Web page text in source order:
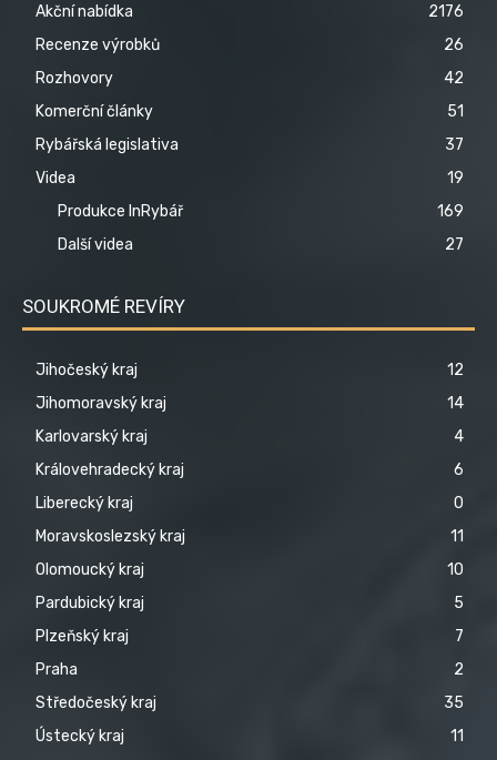
Akční nabídka
2176
Recenze výrobků
26
Rozhovory
42
Komerční články
51
Rybářská legislativa
37
Videa
19
Produkce InRybář
169
Další videa
27
SOUKROMÉ REVÍRY
Jihočeský kraj
12
Jihomoravský kraj
14
Karlovarský kraj
4
Královehradecký kraj
6
Liberecký kraj
0
Moravskoslezský kraj
11
Olomoucký kraj
10
Pardubický kraj
5
Plzeňský kraj
7
Praha
2
Středočeský kraj
35
Ústecký kraj
11